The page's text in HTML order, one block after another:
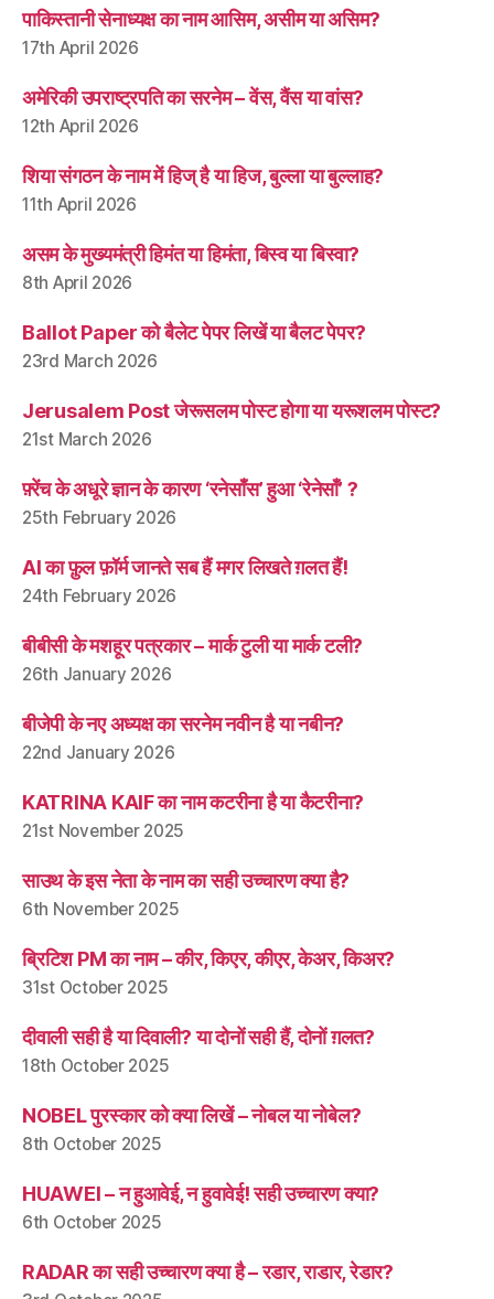
पाकिस्तानी सेनाध्यक्ष का नाम आसिम, असीम या असिम?
17th April 2026
अमेरिकी उपराष्ट्रपति का सरनेम – वेंस, वैंस या वांस?
12th April 2026
शिया संगठन के नाम में हिज् है या हिज, बुल्ला या बुल्लाह?
11th April 2026
असम के मुख्यमंत्री हिमंत या हिमंता, बिस्व या बिस्वा?
8th April 2026
Ballot Paper को बैलेट पेपर लिखें या बैलट पेपर?
23rd March 2026
Jerusalem Post जेरूसलम पोस्ट होगा या यरूशलम पोस्ट?
21st March 2026
फ़्रेंच के अधूरे ज्ञान के कारण ‘रनेसाँस’ हुआ ‘रेनेसाँ’ ?
25th February 2026
AI का फ़ुल फ़ॉर्म जानते सब हैं मगर लिखते ग़लत हैं!
24th February 2026
बीबीसी के मशहूर पत्रकार – मार्क टुली या मार्क टली?
26th January 2026
बीजेपी के नए अध्यक्ष का सरनेम नवीन है या नबीन?
22nd January 2026
KATRINA KAIF का नाम कटरीना है या कैटरीना?
21st November 2025
साउथ के इस नेता के नाम का सही उच्चारण क्या है?
6th November 2025
ब्रिटिश PM का नाम – कीर, किएर, कीएर, केअर, किअर?
31st October 2025
दीवाली सही है या दिवाली? या दोनों सही हैं, दोनों ग़लत?
18th October 2025
NOBEL पुरस्कार को क्या लिखें – नोबल या नोबेल?
8th October 2025
HUAWEI – न हुआवेई, न हुवावेई! सही उच्चारण क्या?
6th October 2025
RADAR का सही उच्चारण क्या है – रडार, राडार, रेडार?